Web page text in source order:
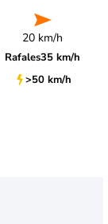
20 km/h
Rafales35 km/h
>50 km/h